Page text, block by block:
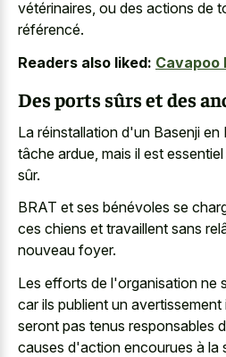
vétérinaires, ou des actions de
référencé.
Readers also liked: Cavapoo
Des ports sûrs et des
La réinstallation d'un Basenji en
tâche ardue, mais il est
sûr.
BRAT et ses bénévoles se
ces chiens et travaillent sans
nouveau foyer.
Les efforts de l'organisation ne
car ils publient un
seront pas tenus responsables
causes d'action encourues à la